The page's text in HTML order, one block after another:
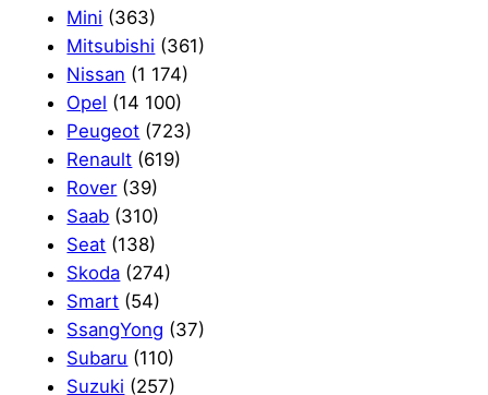
Mini (363)
Mitsubishi (361)
Nissan (1 174)
Opel (14 100)
Peugeot (723)
Renault (619)
Rover (39)
Saab (310)
Seat (138)
Skoda (274)
Smart (54)
SsangYong (37)
Subaru (110)
Suzuki (257)